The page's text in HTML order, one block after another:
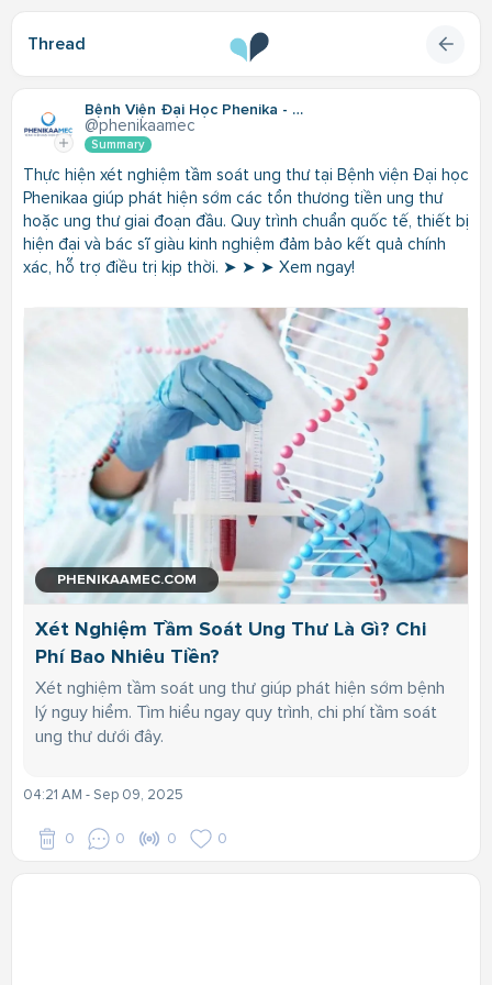
Thread
Bệnh Viện Đại Học Phenika - PhenikaaMec
@phenikaamec
Summary
Thực hiện xét nghiệm tầm soát ung thư tại Bệnh viện Đại học
Phenikaa giúp phát hiện sớm các tổn thương tiền ung thư
hoặc ung thư giai đoạn đầu. Quy trình chuẩn quốc tế, thiết bị
hiện đại và bác sĩ giàu kinh nghiệm đảm bảo kết quả chính
xác, hỗ trợ điều trị kịp thời. ➤ ➤ ➤ Xem ngay!
PHENIKAAMEC.COM
Xét Nghiệm Tầm Soát Ung Thư Là Gì? Chi
Phí Bao Nhiêu Tiền?
Xét nghiệm tầm soát ung thư giúp phát hiện sớm bệnh
lý nguy hiểm. Tìm hiểu ngay quy trình, chi phí tầm soát
ung thư dưới đây.
04:21 AM - Sep 09, 2025
0 0 0 0